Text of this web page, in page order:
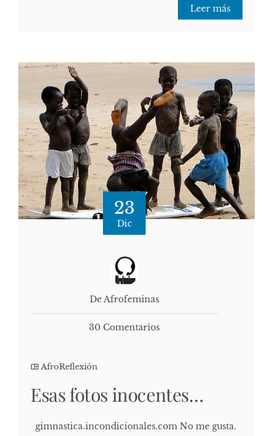
Leer más
23
Dic
De Afrofeminas
30 Comentarios
AfroReflexión
Esas fotos inocentes…
gimnastica.incondicionales.com No me gusta.